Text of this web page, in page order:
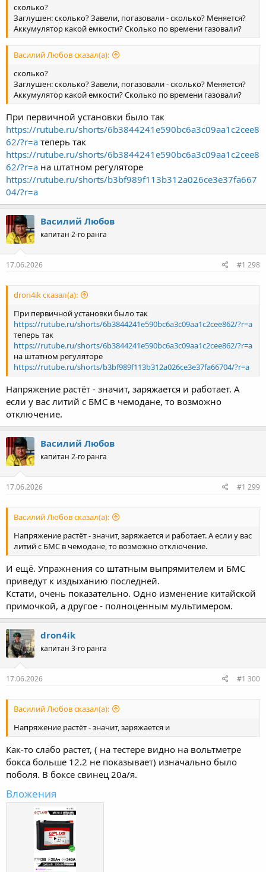
сколько?
Заглушен: сколько? Завели, погазовали - сколько? Меняется?
Аккумулятор какой емкости? Сколько по времени газовали?
Василий Любов сказал(а):
сколько?
Заглушен: сколько? Завели, погазовали - сколько? Меняется?
Аккумулятор какой емкости? Сколько по времени газовали?
При первичной установки было так
https://rutube.ru/shorts/6b3844241e590bc6a3c09aa1c2cee8
62/?r=a теперь так
https://rutube.ru/shorts/6b3844241e590bc6a3c09aa1c2cee8
62/?r=a на штатном регуляторе
https://rutube.ru/shorts/b3bf989f113b312a026ce3e37fa667
04/?r=a
Василий Любов
капитан 2-го ранга
17.06.2026 #1 298
dron4ik сказал(а):
При первичной установки было так
https://rutube.ru/shorts/6b3844241e590bc6a3c09aa1c2cee862/?r=a
теперь так
https://rutube.ru/shorts/6b3844241e590bc6a3c09aa1c2cee862/?r=a
на штатном регуляторе
https://rutube.ru/shorts/b3bf989f113b312a026ce3e37fa66704/?r=a
Напряжение растёт - значит, заряжается и работает. А
если у вас литий с БМС в чемодане, то возможно
отключение.
Василий Любов
капитан 2-го ранга
17.06.2026 #1 299
Василий Любов сказал(а):
Напряжение растёт - значит, заряжается и работает. А если у вас
литий с БМС в чемодане, то возможно отключение.
И ещё. Упражнения со штатным выпрямителем и БМС
приведут к издыханию последней.
Кстати, очень показательно. Одно изменение китайской
примочкой, а другое - полноценным мультимером.
dron4ik
капитан 3-го ранга
17.06.2026 #1 300
Василий Любов сказал(а):
Напряжение растёт - значит, заряжается и
Как-то слабо растет, ( на тестере видно на вольтметре
бокса больше 12.2 не показывает) изначально было
поболя. В боксе свинец 20а/я.
Вложения